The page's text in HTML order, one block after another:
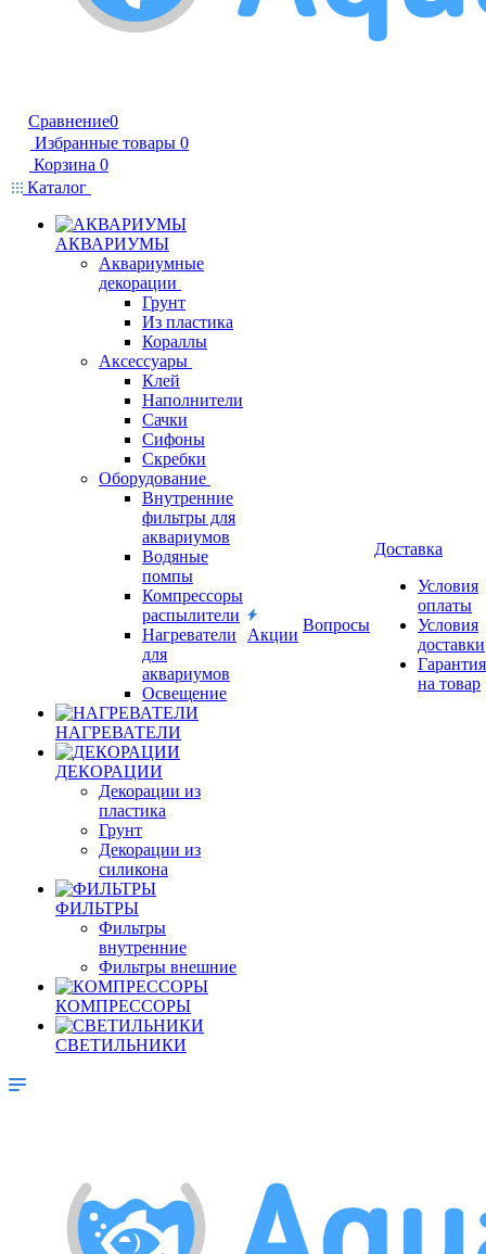
Сравнение0
Избранные товары 0
Корзина 0
Каталог
АКВАРИУМЫ
Аквариумные
декорации
Грунт
Из пластика
Кораллы
Аксессуары
Клей
Наполнители
Сачки
Сифоны
Скребки
Оборудование
Внутренние
фильтры для
аквариумов
Водяные
помпы
Компрессоры
распылители
Нагреватели
для
аквариумов
Освещение
НАГРЕВАТЕЛИ
ДЕКОРАЦИИ
Декорации из
пластика
Грунт
Декорации из
силикона
ФИЛЬТРЫ
Фильтры
внутренние
Фильтры внешние
КОМПРЕССОРЫ
СВЕТИЛЬНИКИ
Акции
Вопросы
Доставка
Условия
оплаты
Условия
доставки
Гарантия
на товар